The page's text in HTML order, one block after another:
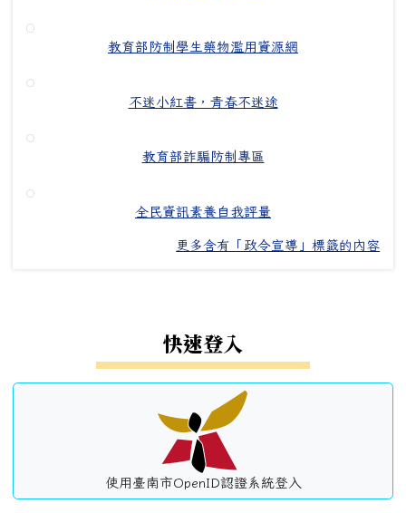
教育部防制學生藥物濫用資源網
不迷小紅書，青春不迷途
教育部詐騙防制專區
全民資訊素養自我評量
更多含有「政令宣導」標籤的內容
快速登入
使用臺南市OpenID認證系統登入